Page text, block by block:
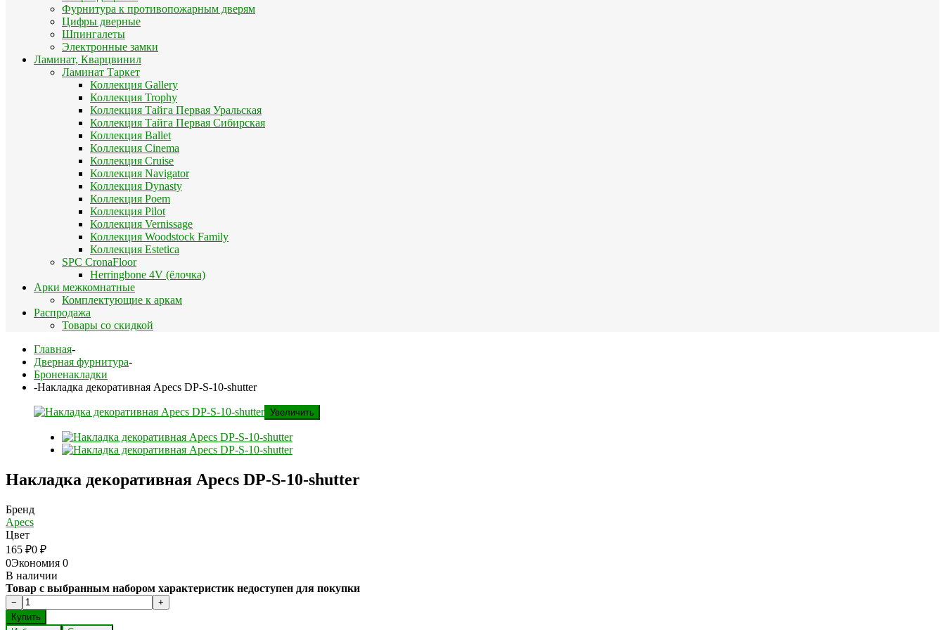
Фурнитура к противопожарным дверям
Цифры дверные
Шпингалеты
Электронные замки
Ламинат, Кварцвинил
Ламинат Таркет
Коллекция Gallery
Коллекция Trophy
Коллекция Тайга Первая Уральская
Коллекция Тайга Первая Сибирская
Коллекция Ballet
Коллекция Cinema
Коллекция Cruise
Коллекция Navigator
Коллекция Dynasty
Коллекция Poem
Коллекция Pilot
Коллекция Vernissage
Коллекция Woodstock Family
Коллекция Estetica
SPC CronaFloor
Herringbone 4V (ёлочка)
Арки межкомнатные
Комплектующие к аркам
Распродажа
Товары со скидкой
Главная-
Дверная фурнитура-
Броненакладки
-Накладка декоративная Apecs DP-S-10-shutter
Увеличить
Накладка декоративная Apecs DP-S-10-shutter
Бренд
Apecs
Цвет
165 ₽0 ₽
0Экономия 0
В наличии
Товар с выбранным набором характеристик недоступен для покупки